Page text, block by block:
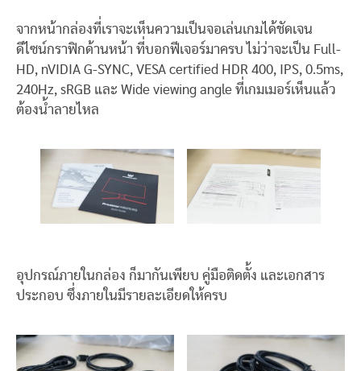
จากหน้ากล่องที่เราจะเห็นความเป็นจอเล่นเกมได้ชัดเจน
ดีไซน์กราฟิกด้านหน้า ที่บอกฟีเจอร์มาครบ ไม่ว่าจะเป็น Full-
HD, nVIDIA G-SYNC, VESA certified HDR 400, IPS, 0.5ms,
240Hz, sRGB และ Wide viewing angle ที่เกมเมอร์เห็นแล้ว
ต้องน้ำลายไหล
อุปกรณ์ภายในกล่อง ก็มากันเพียบ คู่มือติดตั้ง และเอกสาร
ประกอบ ซึ่งภายในมีรายละเอียดให้ครบ